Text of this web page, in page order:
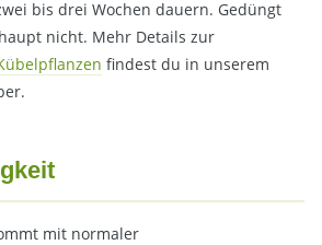
bis drei Wochen dauern. Gedüngt
nicht. Mehr Details zur
findest du in unserem
mit normaler